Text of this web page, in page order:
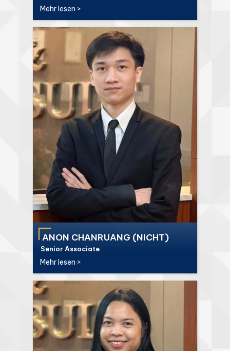
Mehr lesen >
ANON CHANRUANG (NICHT)
Senior Associate
Mehr lesen >